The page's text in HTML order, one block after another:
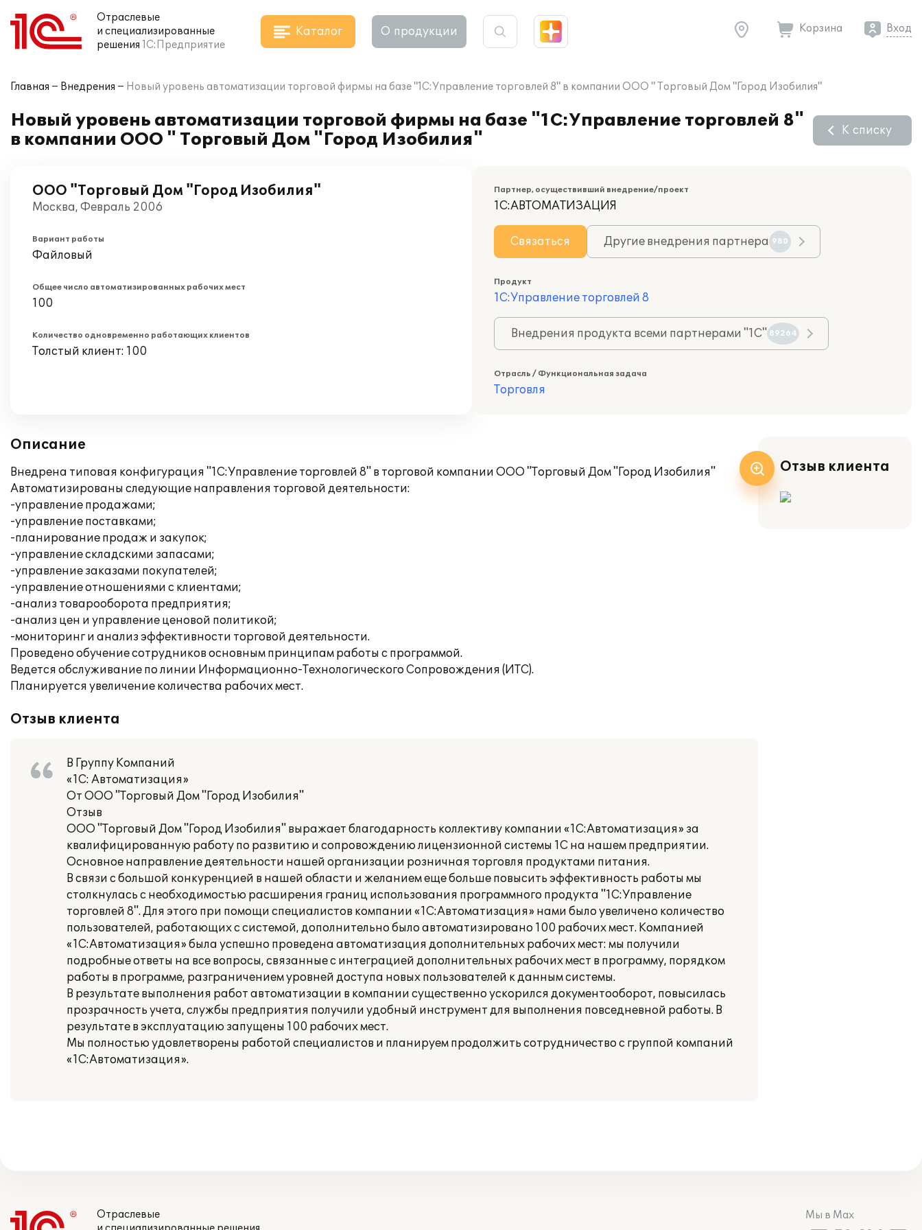
Отраслевые
и специализированные
решения 1С:Предприятие
Каталог О продукции Корзина Вход
Главная Внедрения Новый уровень автоматизации торговой фирмы на базе "1С:Управление торговлей 8" в компании ООО " Торговый Дом "Город Изобилия"
Новый уровень автоматизации торговой фирмы на базе "1С:Управление торговлей 8"
в компании ООО " Торговый Дом "Город Изобилия"
К списку
ООО "Торговый Дом "Город Изобилия"
Москва, Февраль 2006
Вариант работы
Файловый
Общее число автоматизированных рабочих мест
100
Количество одновременно работающих клиентов
Толстый клиент: 100
Партнер, осуществивший внедрение/проект
1С:АВТОМАТИЗАЦИЯ
Связаться Другие внедрения партнера 980
Продукт
1С:Управление торговлей 8
Внедрения продукта всеми партнерами "1С" 89264
Отрасль / Функциональная задача
Торговля
Описание
Внедрена типовая конфигурация "1С:Управление торговлей 8" в торговой компании ООО "Торговый Дом "Город Изобилия"
Автоматизированы следующие направления торговой деятельности:
-управление продажами;
-управление поставками;
-планирование продаж и закупок;
-управление складскими запасами;
-управление заказами покупателей;
-управление отношениями с клиентами;
-анализ товарооборота предприятия;
-анализ цен и управление ценовой политикой;
-мониторинг и анализ эффективности торговой деятельности.
Проведено обучение сотрудников основным принципам работы с программой.
Ведется обслуживание по линии Информационно-Технологического Сопровождения (ИТС).
Планируется увеличение количества рабочих мест.
Отзыв клиента
В Группу Компаний
«1С: Автоматизация»
От ООО "Торговый Дом "Город Изобилия"
Отзыв
ООО "Торговый Дом "Город Изобилия" выражает благодарность коллективу компании «1С:Автоматизация» за
квалифицированную работу по развитию и сопровождению лицензионной системы 1С на нашем предприятии.
Основное направление деятельности нашей организации розничная торговля продуктами питания.
В связи с большой конкуренцией в нашей области и желанием еще больше повысить эффективность работы мы
столкнулась с необходимостью расширения границ использования программного продукта "1С:Управление
торговлей 8". Для этого при помощи специалистов компании «1С:Автоматизация» нами было увеличено количество
пользователей, работающих с системой, дополнительно было автоматизировано 100 рабочих мест. Компанией
«1С:Автоматизация» была успешно проведена автоматизация дополнительных рабочих мест: мы получили
подробные ответы на все вопросы, связанные с интеграцией дополнительных рабочих мест в программу, порядком
работы в программе, разграничением уровней доступа новых пользователей к данным системы.
В результате выполнения работ автоматизации в компании существенно ускорился документооборот, повысилась
прозрачность учета, службы предприятия получили удобный инструмент для выполнения повседневной работы. В
результате в эксплуатацию запущены 100 рабочих мест.
Мы полностью удовлетворены работой специалистов и планируем продолжить сотрудничество с группой компаний
«1С:Автоматизация».
Отзыв клиента
Отраслевые
Мы в Max